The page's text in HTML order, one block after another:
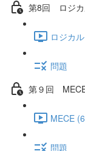
第8回 ロジカ
ロジカ
問題
第９回
MECE
問題